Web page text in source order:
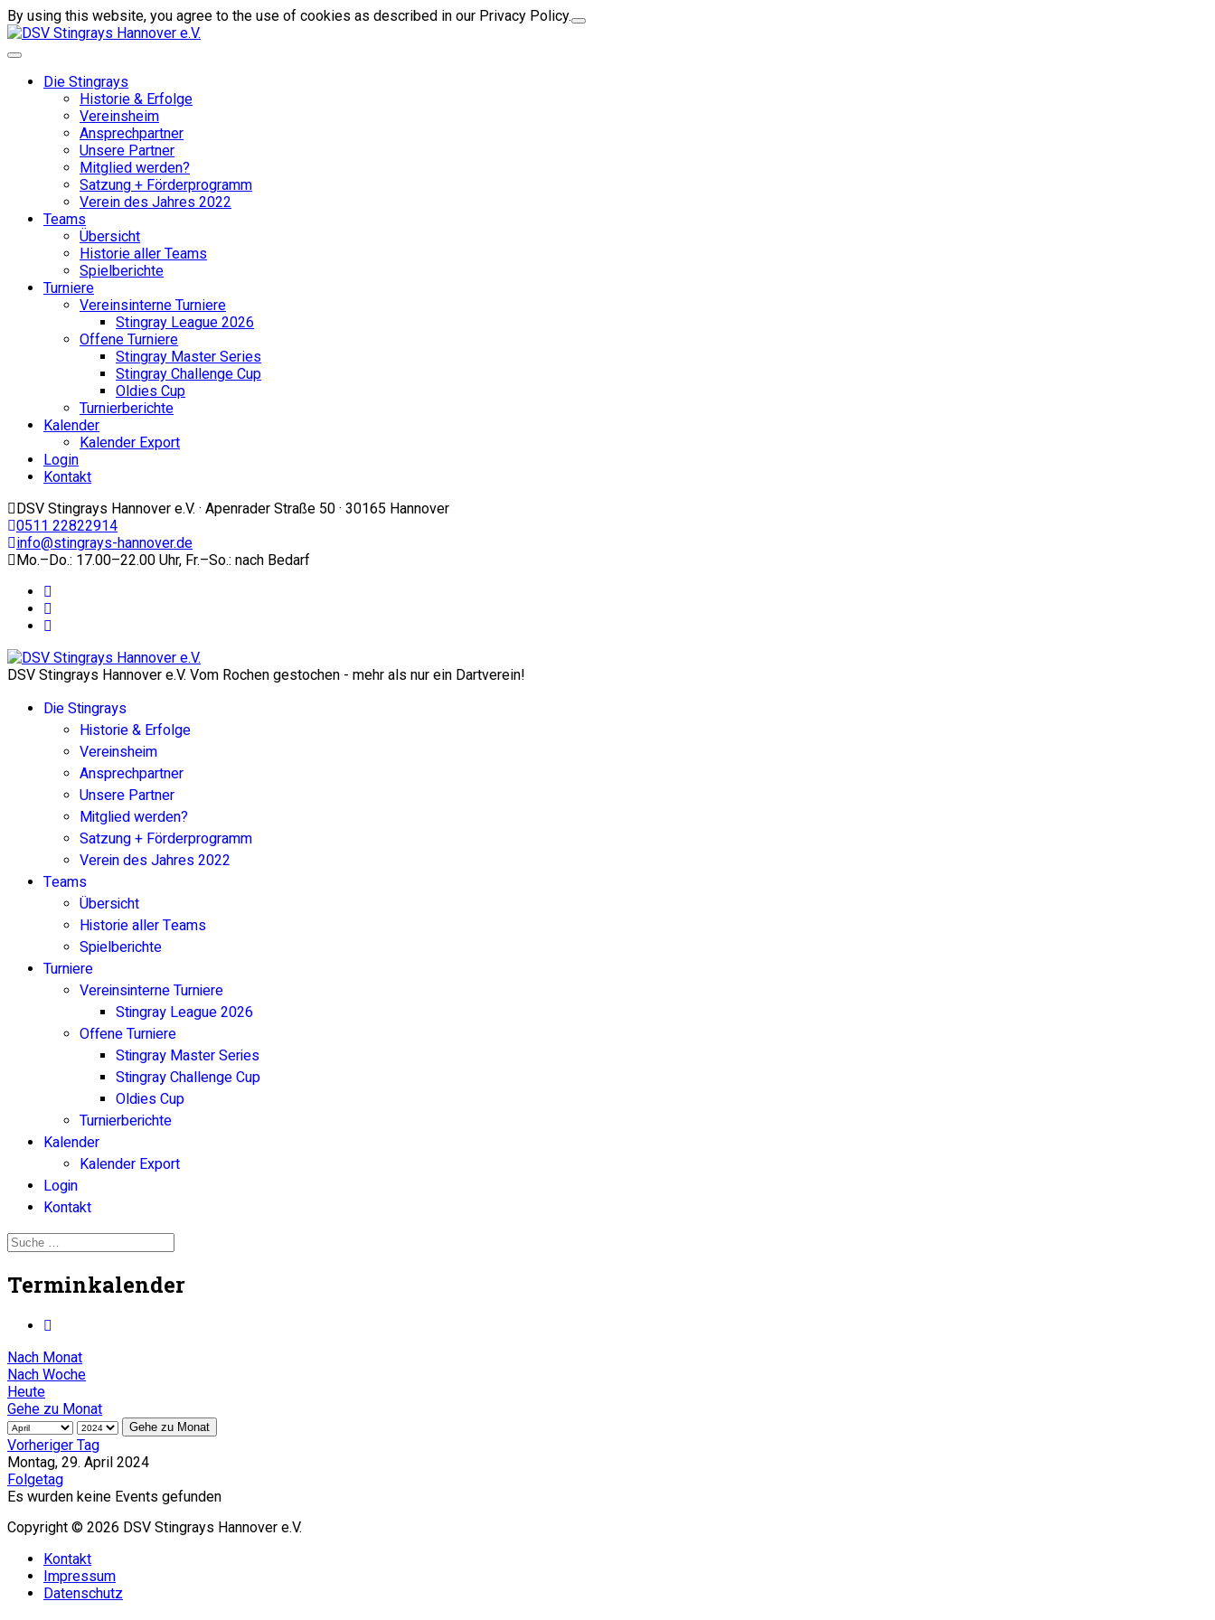
By using this website, you agree to the use of cookies as described in our Privacy Policy.
Die Stingrays
Historie & Erfolge
Vereinsheim
Ansprechpartner
Unsere Partner
Mitglied werden?
Satzung + Förderprogramm
Verein des Jahres 2022
Teams
Übersicht
Historie aller Teams
Spielberichte
Turniere
Vereinsinterne Turniere
Stingray League 2026
Offene Turniere
Stingray Master Series
Stingray Challenge Cup
Oldies Cup
Turnierberichte
Kalender
Kalender Export
Login
Kontakt
DSV Stingrays Hannover e.V. · Apenrader Straße 50 · 30165 Hannover
0511 22822914
info@stingrays-hannover.de
Mo.–Do.: 17.00–22.00 Uhr, Fr.–So.: nach Bedarf
DSV Stingrays Hannover e.V. Vom Rochen gestochen - mehr als nur ein Dartverein!
Die Stingrays
Historie & Erfolge
Vereinsheim
Ansprechpartner
Unsere Partner
Mitglied werden?
Satzung + Förderprogramm
Verein des Jahres 2022
Teams
Übersicht
Historie aller Teams
Spielberichte
Turniere
Vereinsinterne Turniere
Stingray League 2026
Offene Turniere
Stingray Master Series
Stingray Challenge Cup
Oldies Cup
Turnierberichte
Kalender
Kalender Export
Login
Kontakt
Terminkalender
Nach Monat
Nach Woche
Heute
Gehe zu Monat
Gehe zu Monat
Vorheriger Tag
Montag, 29. April 2024
Folgetag
Es wurden keine Events gefunden
Copyright © 2026 DSV Stingrays Hannover e.V.
Kontakt
Impressum
Datenschutz